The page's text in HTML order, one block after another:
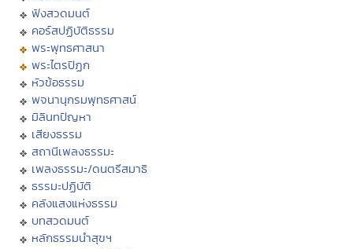
ฟังสวดมนต์
คอร์สปฏิบัติธรรม
พระพุทธศาสนา
พระไตรปิฏก
หัวข้อธรรม
พจนานุกรมพุทธศาสน์
มิลินทปัญหา
เสียงธรรม
สถานีเพลงธรรมะ
เพลงธรรมะ/ดนตรีสมาธิ
ธรรมะปฏิบัติ
คลังแสงแห่งธรรม
บทสวดมนต์
หลักธรรมนำสุขฯ